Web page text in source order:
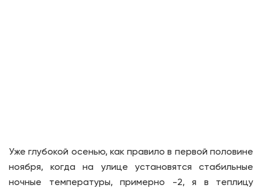
Уже глубокой осенью, как правило в первой половине
ноября, когда на улице установятся стабильные
ночные температуры, примерно -2, я в теплицу